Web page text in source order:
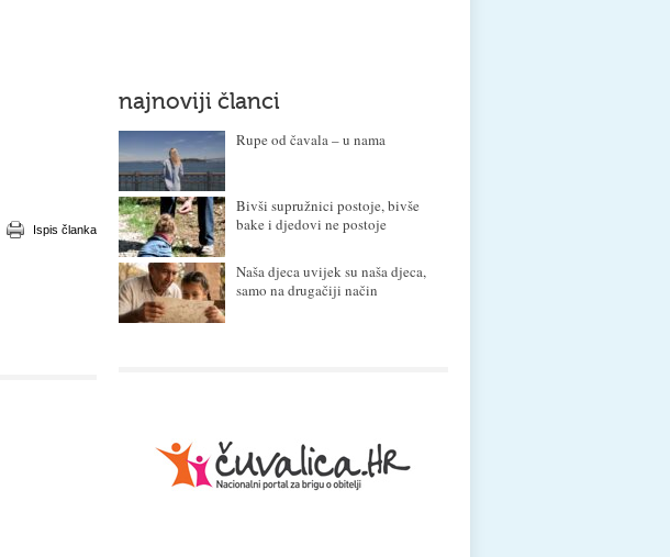
Ispis članka
najnoviji članci
Rupe od čavala – u nama
Bivši supružnici postoje, bivše
bake i djedovi ne postoje
Naša djeca uvijek su naša djeca,
samo na drugačiji način